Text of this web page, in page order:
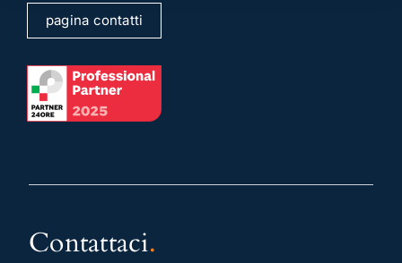
pagina contatti
Contattaci.